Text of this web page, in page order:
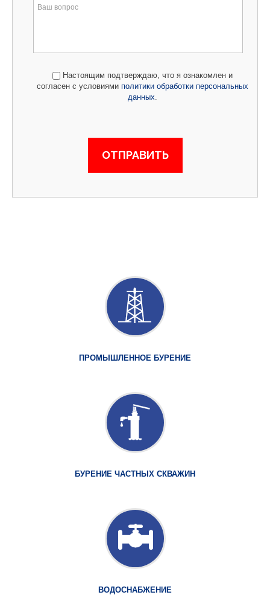
Настоящим подтверждаю, что я ознакомлен и
согласен с условиями политики обработки персональных
данных
ПРОМЫШЛЕННОЕ БУРЕНИЕ
БУРЕНИЕ ЧАСТНЫХ СКВАЖИН
ВОДОСНАБЖЕНИЕ